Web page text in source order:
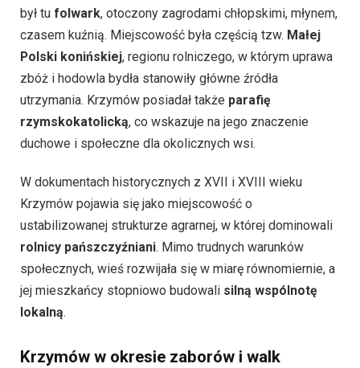
był tu folwark, otoczony zagrodami chłopskimi, młynem,
czasem kuźnią. Miejscowość była częścią tzw. Małej
Polski konińskiej, regionu rolniczego, w którym uprawa
zbóż i hodowla bydła stanowiły główne źródła
utrzymania. Krzymów posiadał także parafię
rzymskokatolicką, co wskazuje na jego znaczenie
duchowe i społeczne dla okolicznych wsi.
W dokumentach historycznych z XVII i XVIII wieku
Krzymów pojawia się jako miejscowość o
ustabilizowanej strukturze agrarnej, w której dominowali
rolnicy pańszczyźniani. Mimo trudnych warunków
społecznych, wieś rozwijała się w miarę równomiernie, a
jej mieszkańcy stopniowo budowali silną wspólnotę
lokalną.
Krzymów w okresie zaborów i walk